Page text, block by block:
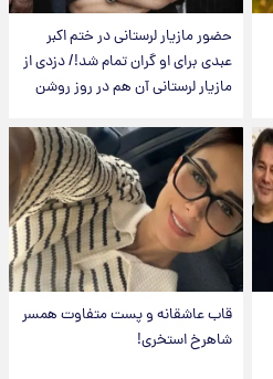
حضور مازیار لرستانی در ختم اکبر
عبدی برای او گران تمام شد!/ دزدی از
مازیار لرستانی آن هم در روز روشن
قاب عاشقانه و پست متفاوت همسر
شاهرخ استخری!